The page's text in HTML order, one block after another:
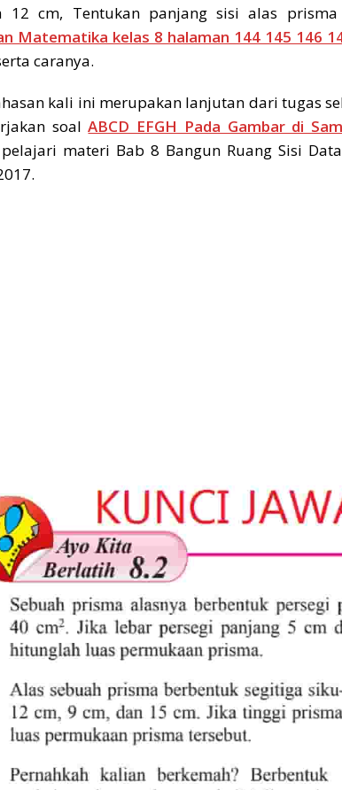
12 cm, Tentukan panjang sisi alas prisma
Matematika kelas 8 halaman 144 145 146
caranya.
kali ini merupakan lanjutan dari tugas
soalABCD EFGH Pada Gambar di
materi Bab 8 Bangun Ruang Sisi